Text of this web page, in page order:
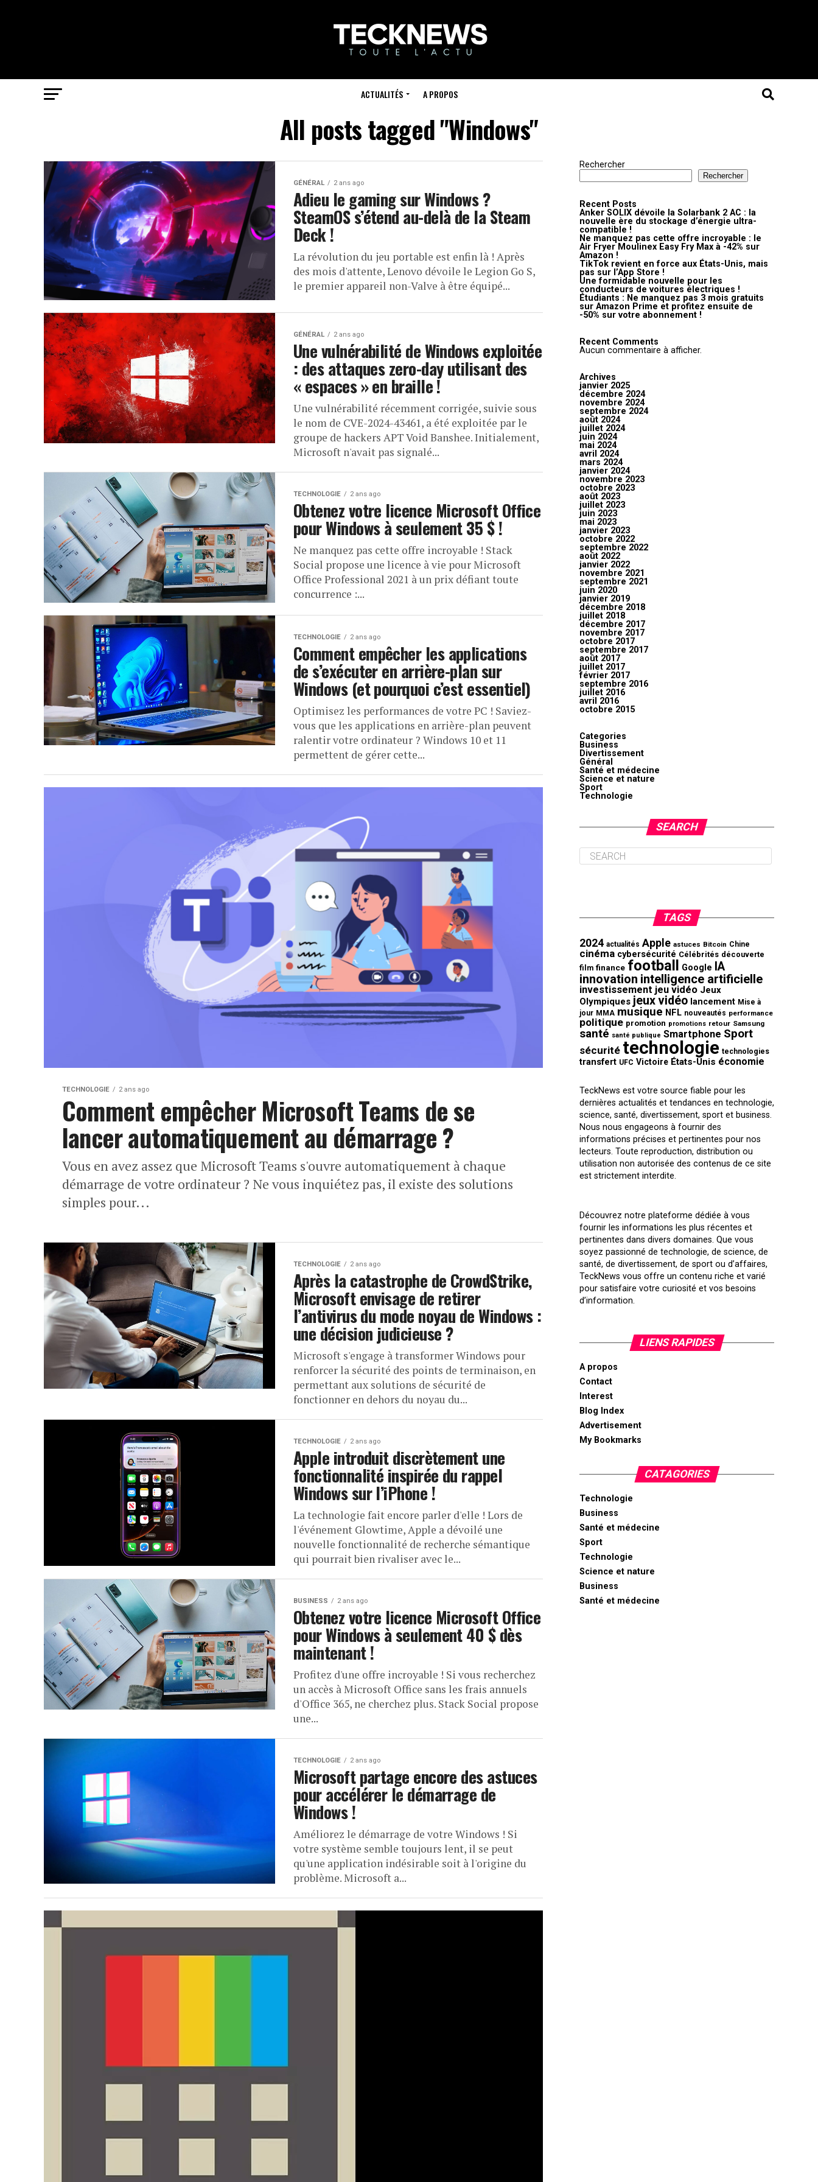
ACTUALITÉS A PROPOS
All posts tagged "Windows"
GÉNÉRAL 2 ans ago
Adieu le gaming sur Windows ?
SteamOS s’étend au-delà de la Steam
Deck !
La révolution du jeu portable est enfin là ! Après
des mois d'attente, Lenovo dévoile le Legion Go S,
le premier appareil non-Valve à être équipé...
GÉNÉRAL 2 ans ago
Une vulnérabilité de Windows exploitée
: des attaques zero-day utilisant des
« espaces » en braille !
Une vulnérabilité récemment corrigée, suivie sous
le nom de CVE-2024-43461, a été exploitée par le
groupe de hackers APT Void Banshee. Initialement,
Microsoft n'avait pas signalé...
TECHNOLOGIE 2 ans ago
Obtenez votre licence Microsoft Office
pour Windows à seulement 35 $ !
Ne manquez pas cette offre incroyable ! Stack
Social propose une licence à vie pour Microsoft
Office Professional 2021 à un prix défiant toute
concurrence :...
TECHNOLOGIE 2 ans ago
Comment empêcher les applications
de s’exécuter en arrière-plan sur
Windows (et pourquoi c’est essentiel)
Optimisez les performances de votre PC ! Saviez-
vous que les applications en arrière-plan peuvent
ralentir votre ordinateur ? Windows 10 et 11
permettent de gérer cette...
TECHNOLOGIE 2 ans ago
Comment empêcher Microsoft Teams de se
lancer automatiquement au démarrage ?
Vous en avez assez que Microsoft Teams s'ouvre automatiquement à chaque
démarrage de votre ordinateur ? Ne vous inquiétez pas, il existe des solutions
simples pour...
TECHNOLOGIE 2 ans ago
Après la catastrophe de CrowdStrike,
Microsoft envisage de retirer
l’antivirus du mode noyau de Windows :
une décision judicieuse ?
Microsoft s'engage à transformer Windows pour
renforcer la sécurité des points de terminaison, en
permettant aux solutions de sécurité de
fonctionner en dehors du noyau du...
TECHNOLOGIE 2 ans ago
Apple introduit discrètement une
fonctionnalité inspirée du rappel
Windows sur l’iPhone !
La technologie fait encore parler d'elle ! Lors de
l'événement Glowtime, Apple a dévoilé une
nouvelle fonctionnalité de recherche sémantique
qui pourrait bien rivaliser avec le...
BUSINESS 2 ans ago
Obtenez votre licence Microsoft Office
pour Windows à seulement 40 $ dès
maintenant !
Profitez d'une offre incroyable ! Si vous recherchez
un accès à Microsoft Office sans les frais annuels
d'Office 365, ne cherchez plus. Stack Social propose
une...
TECHNOLOGIE 2 ans ago
Microsoft partage encore des astuces
pour accélérer le démarrage de
Windows !
Améliorez le démarrage de votre Windows ! Si
votre système semble toujours lent, il se peut
qu'une application indésirable soit à l'origine du
problème. Microsoft a...
Rechercher
Rechercher
Recent Posts
Anker SOLIX dévoile la Solarbank 2 AC : la
nouvelle ère du stockage d’énergie ultra-
compatible !
Ne manquez pas cette offre incroyable : le
Air Fryer Moulinex Easy Fry Max à -42% sur
Amazon !
TikTok revient en force aux États-Unis, mais
pas sur l’App Store !
Une formidable nouvelle pour les
conducteurs de voitures électriques !
Étudiants : Ne manquez pas 3 mois gratuits
sur Amazon Prime et profitez ensuite de
-50% sur votre abonnement !
Recent Comments
Aucun commentaire à afficher.
Archives
janvier 2025
décembre 2024
novembre 2024
septembre 2024
août 2024
juillet 2024
juin 2024
mai 2024
avril 2024
mars 2024
janvier 2024
novembre 2023
octobre 2023
août 2023
juillet 2023
juin 2023
mai 2023
janvier 2023
octobre 2022
septembre 2022
août 2022
janvier 2022
novembre 2021
septembre 2021
juin 2020
janvier 2019
décembre 2018
juillet 2018
décembre 2017
novembre 2017
octobre 2017
septembre 2017
août 2017
juillet 2017
février 2017
septembre 2016
juillet 2016
avril 2016
octobre 2015
Categories
Business
Divertissement
Général
Santé et médecine
Science et nature
Sport
Technologie
SEARCH
TAGS
2024 actualités Apple astuces Bitcoin Chine
cinéma cybersécurité Célébrités découverte
film finance football Google IA
innovation intelligence artificielle
investissement jeu vidéo Jeux
Olympiques jeux vidéo lancement Mise à
jour MMA musique NFL nouveautés performance
politique promotion promotions retour Samsung
santé santé publique Smartphone Sport
sécurité technologie technologies
transfert UFC Victoire États-Unis économie
TeckNews est votre source fiable pour les
dernières actualités et tendances en technologie,
science, santé, divertissement, sport et business.
Nous nous engageons à fournir des
informations précises et pertinentes pour nos
lecteurs. Toute reproduction, distribution ou
utilisation non autorisée des contenus de ce site
est strictement interdite.
Découvrez notre plateforme dédiée à vous
fournir les informations les plus récentes et
pertinentes dans divers domaines. Que vous
soyez passionné de technologie, de science, de
santé, de divertissement, de sport ou d’affaires,
TeckNews vous offre un contenu riche et varié
pour satisfaire votre curiosité et vos besoins
d’information.
LIENS RAPIDES
A propos
Contact
Interest
Blog Index
Advertisement
My Bookmarks
CATAGORIES
Technologie
Business
Santé et médecine
Sport
Technologie
Science et nature
Business
Santé et médecine